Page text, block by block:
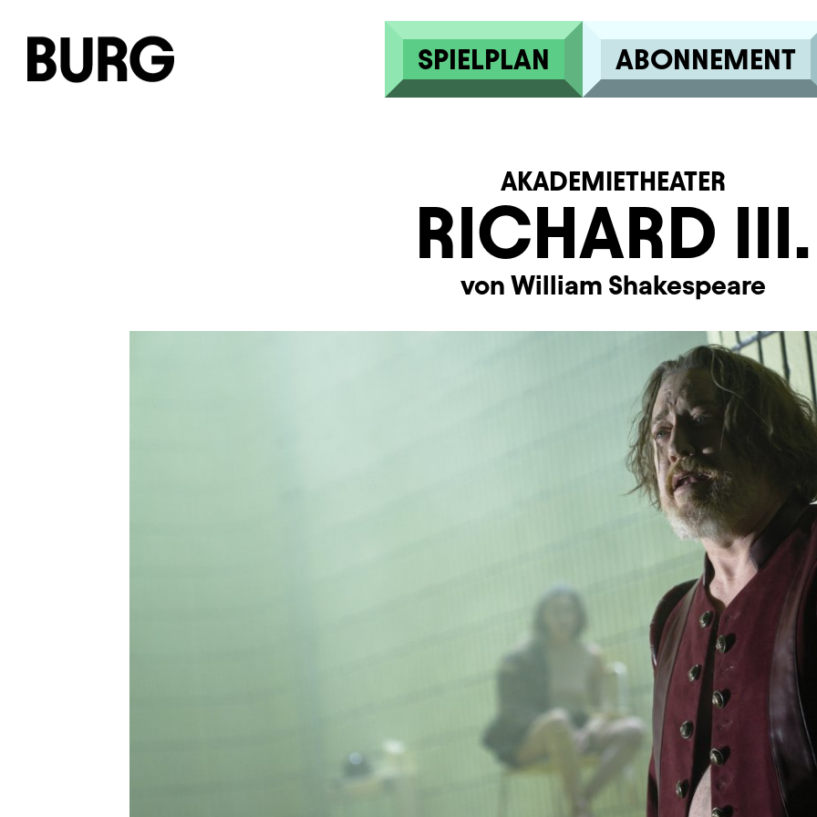
SPIELPLAN ABONNEMENT
RICHARD III.
AKADEMIETHEATER
von William Shakespeare